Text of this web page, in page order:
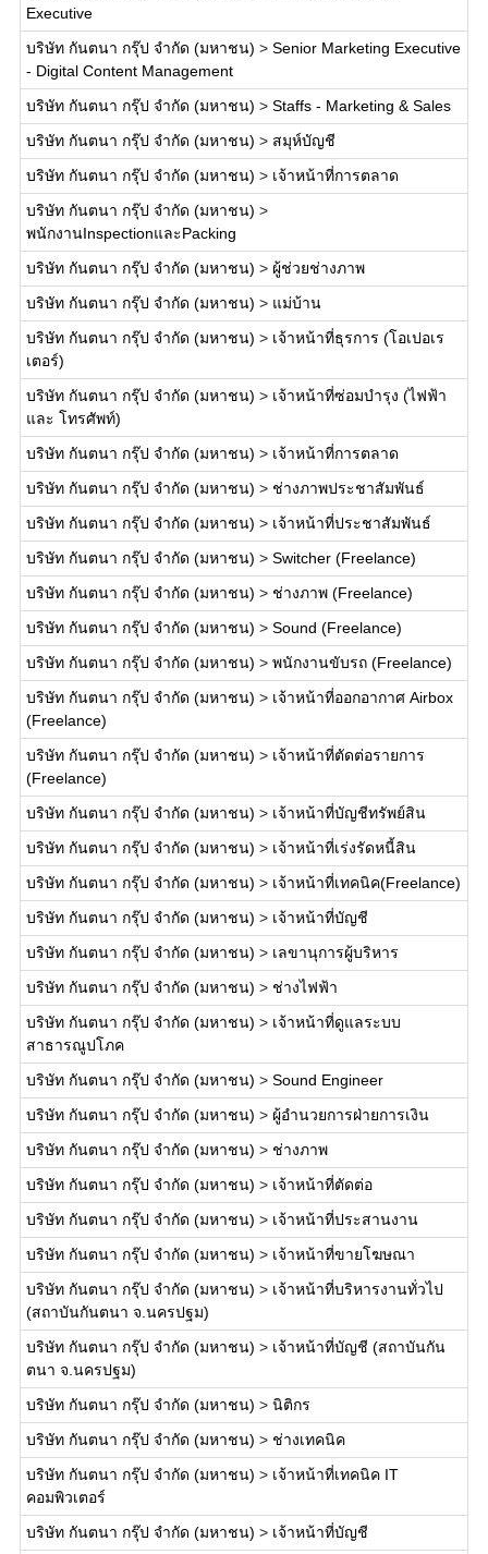
Executive
บริษัท กันตนา กรุ๊ป จำกัด (มหาชน) > Senior Marketing Executive
- Digital Content Management
บริษัท กันตนา กรุ๊ป จำกัด (มหาชน) > Staffs - Marketing & Sales
บริษัท กันตนา กรุ๊ป จำกัด (มหาชน) > สมุห์บัญชี
บริษัท กันตนา กรุ๊ป จำกัด (มหาชน) > เจ้าหน้าที่การตลาด
บริษัท กันตนา กรุ๊ป จำกัด (มหาชน) >
พนักงานInspectionและPacking
บริษัท กันตนา กรุ๊ป จำกัด (มหาชน) > ผู้ช่วยช่างภาพ
บริษัท กันตนา กรุ๊ป จำกัด (มหาชน) > แม่บ้าน
บริษัท กันตนา กรุ๊ป จำกัด (มหาชน) > เจ้าหน้าที่ธุรการ (โอเปอเร
เตอร์)
บริษัท กันตนา กรุ๊ป จำกัด (มหาชน) > เจ้าหน้าที่ซ่อมบำรุง (ไฟฟ้า
และ โทรศัพท์)
บริษัท กันตนา กรุ๊ป จำกัด (มหาชน) > เจ้าหน้าที่การตลาด
บริษัท กันตนา กรุ๊ป จำกัด (มหาชน) > ช่างภาพประชาสัมพันธ์
บริษัท กันตนา กรุ๊ป จำกัด (มหาชน) > เจ้าหน้าที่ประชาสัมพันธ์
บริษัท กันตนา กรุ๊ป จำกัด (มหาชน) > Switcher (Freelance)
บริษัท กันตนา กรุ๊ป จำกัด (มหาชน) > ช่างภาพ (Freelance)
บริษัท กันตนา กรุ๊ป จำกัด (มหาชน) > Sound (Freelance)
บริษัท กันตนา กรุ๊ป จำกัด (มหาชน) > พนักงานขับรถ (Freelance)
บริษัท กันตนา กรุ๊ป จำกัด (มหาชน) > เจ้าหน้าที่ออกอากาศ Airbox
(Freelance)
บริษัท กันตนา กรุ๊ป จำกัด (มหาชน) > เจ้าหน้าที่ตัดต่อรายการ
(Freelance)
บริษัท กันตนา กรุ๊ป จำกัด (มหาชน) > เจ้าหน้าที่บัญชีทรัพย์สิน
บริษัท กันตนา กรุ๊ป จำกัด (มหาชน) > เจ้าหน้าที่เร่งรัดหนี้สิน
บริษัท กันตนา กรุ๊ป จำกัด (มหาชน) > เจ้าหน้าที่เทคนิค(Freelance)
บริษัท กันตนา กรุ๊ป จำกัด (มหาชน) > เจ้าหน้าที่บัญชี
บริษัท กันตนา กรุ๊ป จำกัด (มหาชน) > เลขานุการผู้บริหาร
บริษัท กันตนา กรุ๊ป จำกัด (มหาชน) > ช่างไฟฟ้า
บริษัท กันตนา กรุ๊ป จำกัด (มหาชน) > เจ้าหน้าที่ดูแลระบบ
สาธารณูปโภค
บริษัท กันตนา กรุ๊ป จำกัด (มหาชน) > Sound Engineer
บริษัท กันตนา กรุ๊ป จำกัด (มหาชน) > ผู้อำนวยการฝ่ายการเงิน
บริษัท กันตนา กรุ๊ป จำกัด (มหาชน) > ช่างภาพ
บริษัท กันตนา กรุ๊ป จำกัด (มหาชน) > เจ้าหน้าที่ตัดต่อ
บริษัท กันตนา กรุ๊ป จำกัด (มหาชน) > เจ้าหน้าที่ประสานงาน
บริษัท กันตนา กรุ๊ป จำกัด (มหาชน) > เจ้าหน้าที่ขายโฆษณา
บริษัท กันตนา กรุ๊ป จำกัด (มหาชน) > เจ้าหน้าที่บริหารงานทั่วไป
(สถาบันกันตนา จ.นครปฐม)
บริษัท กันตนา กรุ๊ป จำกัด (มหาชน) > เจ้าหน้าที่บัญชี (สถาบันกัน
ตนา จ.นครปฐม)
บริษัท กันตนา กรุ๊ป จำกัด (มหาชน) > นิติกร
บริษัท กันตนา กรุ๊ป จำกัด (มหาชน) > ช่างเทคนิค
บริษัท กันตนา กรุ๊ป จำกัด (มหาชน) > เจ้าหน้าที่เทคนิค IT
คอมพิวเตอร์
บริษัท กันตนา กรุ๊ป จำกัด (มหาชน) > เจ้าหน้าที่บัญชี